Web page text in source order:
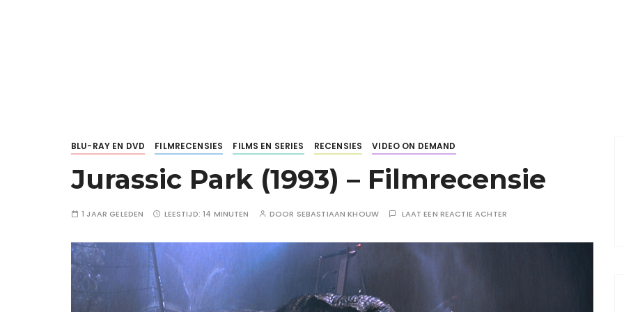
BLU-RAY EN DVD FILMRECENSIES FILMS EN SERIES RECENSIES VIDEO ON DEMAND
Jurassic Park (1993) – Filmrecensie
1 JAAR GELEDEN LEESTIJD:14 MINUTEN DOOR SEBASTIAAN KHOUW LAAT EEN REACTIE ACHTER